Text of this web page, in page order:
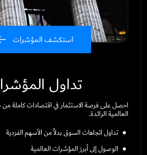
استكشف المؤشرات
تداول
احصل على فرصة الاستثمار في اقتصادات كاملة
العالمية الرائدة.
تداول اتجاهات السوق بدلاً من الأسهم الفردية
الوصول إلى أبرز المؤشرات العالمية